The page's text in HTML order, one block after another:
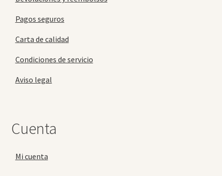
Pagos seguros
Carta de calidad
Condiciones de servicio
Aviso legal
Cuenta
Mi cuenta